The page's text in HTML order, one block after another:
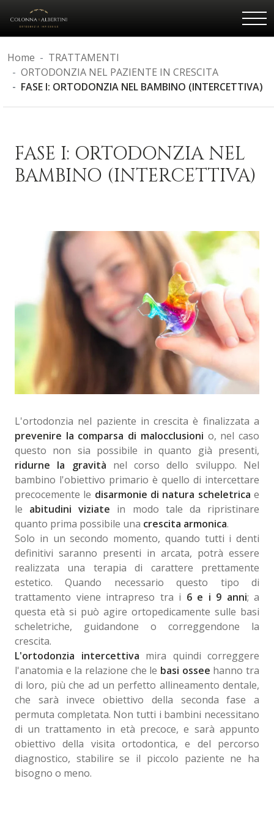
Home
TRATTAMENTI
ORTODONZIA NEL PAZIENTE IN CRESCITA
FASE I: ORTODONZIA NEL BAMBINO (INTERCETTIVA)
FASE I: ORTODONZIA NEL
BAMBINO (INTERCETTIVA)
L'ortodonzia nel paziente in crescita è finalizzata a
prevenire la comparsa di malocclusioni o, nel caso
questo non sia possibile in quanto già presenti,
ridurne la gravità nel corso dello sviluppo. Nel
bambino l'obiettivo primario è quello di intercettare
precocemente le disarmonie di natura scheletrica e
le abitudini viziate in modo tale da ripristinare
quanto prima possibile una crescita armonica.
Solo in un secondo momento, quando tutti i denti
definitivi saranno presenti in arcata, potrà essere
realizzata una terapia di carattere prettamente
estetico. Quando necessario questo tipo di
trattamento viene intrapreso tra i 6 e i 9 anni; a
questa età si può agire ortopedicamente sulle basi
scheletriche, guidandone o correggendone la
crescita.
L'ortodonzia intercettiva mira quindi correggere
l'anatomia e la relazione che le basi ossee hanno tra
di loro, più che ad un perfetto allineamento dentale,
che sarà invece obiettivo della seconda fase a
permuta completata. Non tutti i bambini necessitano
di un trattamento in età precoce, e sarà appunto
obiettivo della visita ortodontica, e del percorso
diagnostico, stabilire se il piccolo paziente ne ha
bisogno o meno.